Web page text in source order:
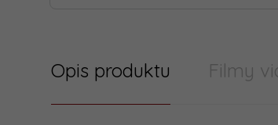
Opis produktu Filmy